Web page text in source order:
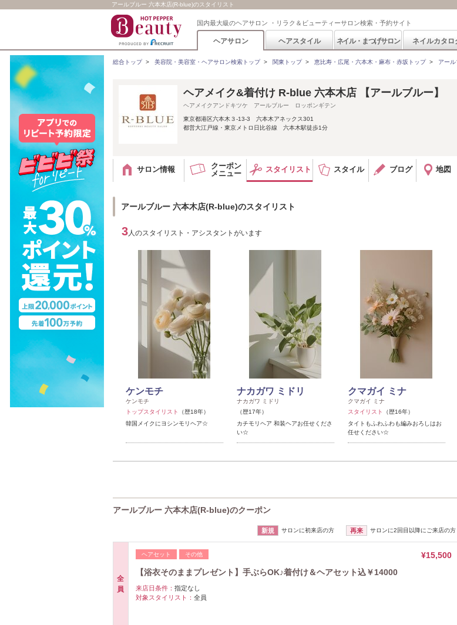
アールブルー 六本木店(R-blue)のスタイリスト
国内最大級のヘアサロン ・リラク＆ビューティーサロン検索・予約サイト
ヘアサロン ヘアスタイル ネイル・まつげサロン ネイルカタロ
総合トップ> 美容院・美容室・ヘアサロン検索トップ> 関東トップ> 恵比寿・広尾・六本木・麻布・赤坂トップ> アー
ヘアメイク&着付け R-blue 六本木店 【アールブルー】
ヘアメイクアンドキツケ アールブルー ロッポンギテン
東京都港区六本木３‐13‐3 六本木アネックス301
都営大江戸線・東京メトロ日比谷線 六本木駅徒歩1分
サロン情報
クーポン
メニュー
スタイリスト スタイル ブログ 地図
アールブルー 六本木店(R-blue)のスタイリスト
3 人のスタイリスト・アシスタントがいます
ケンモチ
ケンモチ
トップスタイリスト
（歴18年）
韓国メイクにヨシンモリヘア☆
ナカガワ ミドリ
ナカガワ ミドリ
（歴17年）
カチモリヘア 和装ヘアお任せくださ
い☆
クマガイ ミナ
クマガイ ミナ
スタイリスト
（歴16年）
タイトもふわふわも編みおろしはお
任せください☆
アールブルー 六本木店(R-blue)のクーポン
新規 サロンに初来店の方 再来 サロンに2回目以降にご来店の方
全
員
ヘアセット その他
¥15,500
【浴衣そのままプレゼント】手ぶらOK♪着付け＆ヘアセット込￥14000
来店日条件： 指定なし
対象スタイリスト： 全員